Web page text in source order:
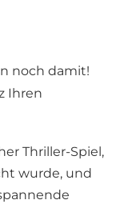
noch damit!
Ihren
Thriller-Spiel,
wurde, und